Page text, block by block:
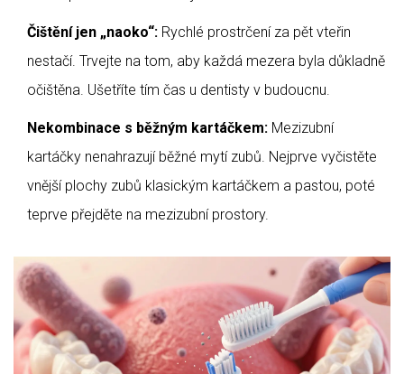
Čištění jen „naoko“: Rychlé prostrčení za pět vteřin
nestačí. Trvejte na tom, aby každá mezera byla důkladně
očištěna. Ušetříte tím čas u dentisty v budoucnu.
Nekombinace s běžným kartáčkem: Mezizubní
kartáčky nenahrazují běžné mytí zubů. Nejprve vyčistěte
vnější plochy zubů klasickým kartáčkem a pastou, poté
teprve přejděte na mezizubní prostory.